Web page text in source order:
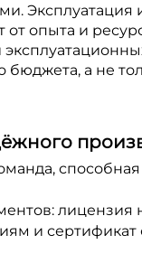
Эксплуатация
от опыта и
бюджета, а не
лицензия
и